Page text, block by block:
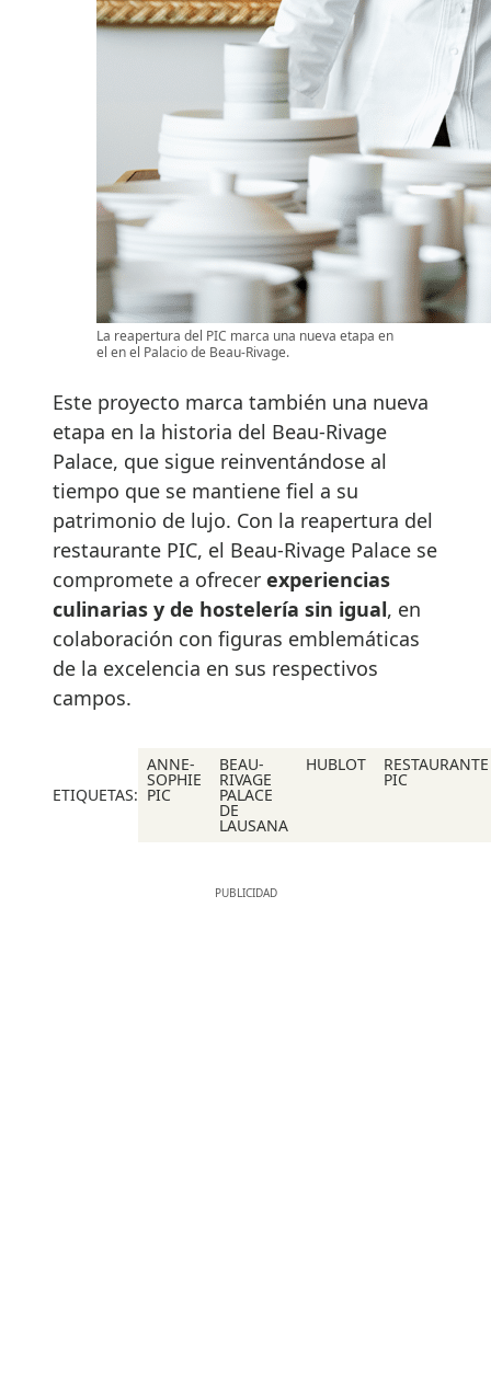
La reapertura del PIC marca una nueva etapa en
el en el Palacio de Beau-Rivage.
Este proyecto marca también una nueva
etapa en la historia del Beau-Rivage
Palace, que sigue reinventándose al
tiempo que se mantiene fiel a su
patrimonio de lujo. Con la reapertura del
restaurante PIC, el Beau-Rivage Palace se
compromete a ofrecer experiencias
culinarias y de hostelería sin igual, en
colaboración con figuras emblemáticas
de la excelencia en sus respectivos
campos.
ETIQUETAS:
ANNE-
SOPHIE
PIC
BEAU-
RIVAGE
PALACE
DE
LAUSANA
HUBLOT RESTAURANTE
PIC